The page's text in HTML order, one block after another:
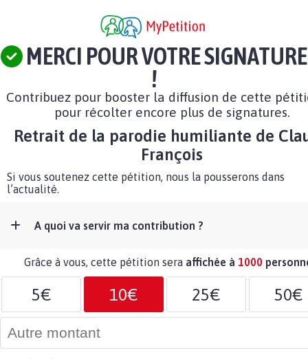
MERCI POUR VOTRE SIGNATURE
!
Contribuez pour booster la diffusion de cette
pour récolter encore plus de signatures.
Retrait de la parodie humiliante de
François
Si vous soutenez cette pétition, nous la pousserons dans
l’actualité.
A quoi va servir ma contribution ?
Grâce à vous, cette pétition sera affichée à 1000
5€ 10€ 25€ 50€